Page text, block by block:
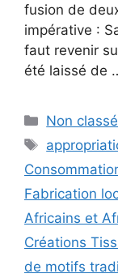
fusion de
impérative :
faut revenir
été laissé de
Catégories
Non classé
Étiquettes
Fabrication
Africains et
Créations
de motifs